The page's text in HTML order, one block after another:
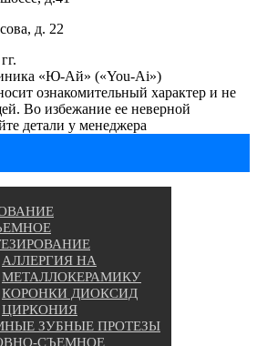
д. 22
«Ю-Ай» («You-Ai»)
ознакомительный характер и не
Во избежание ее неверной
детали у менеджера
АЛЛЕРГИЯ НА
МЕТАЛЛОКЕРАМИКУ
КОРОНКИ ДИОКСИД
ЦИРКОНИЯ
ЗУБНЫЕ ПРОТЕЗЫ
СЪЕМНОЕ